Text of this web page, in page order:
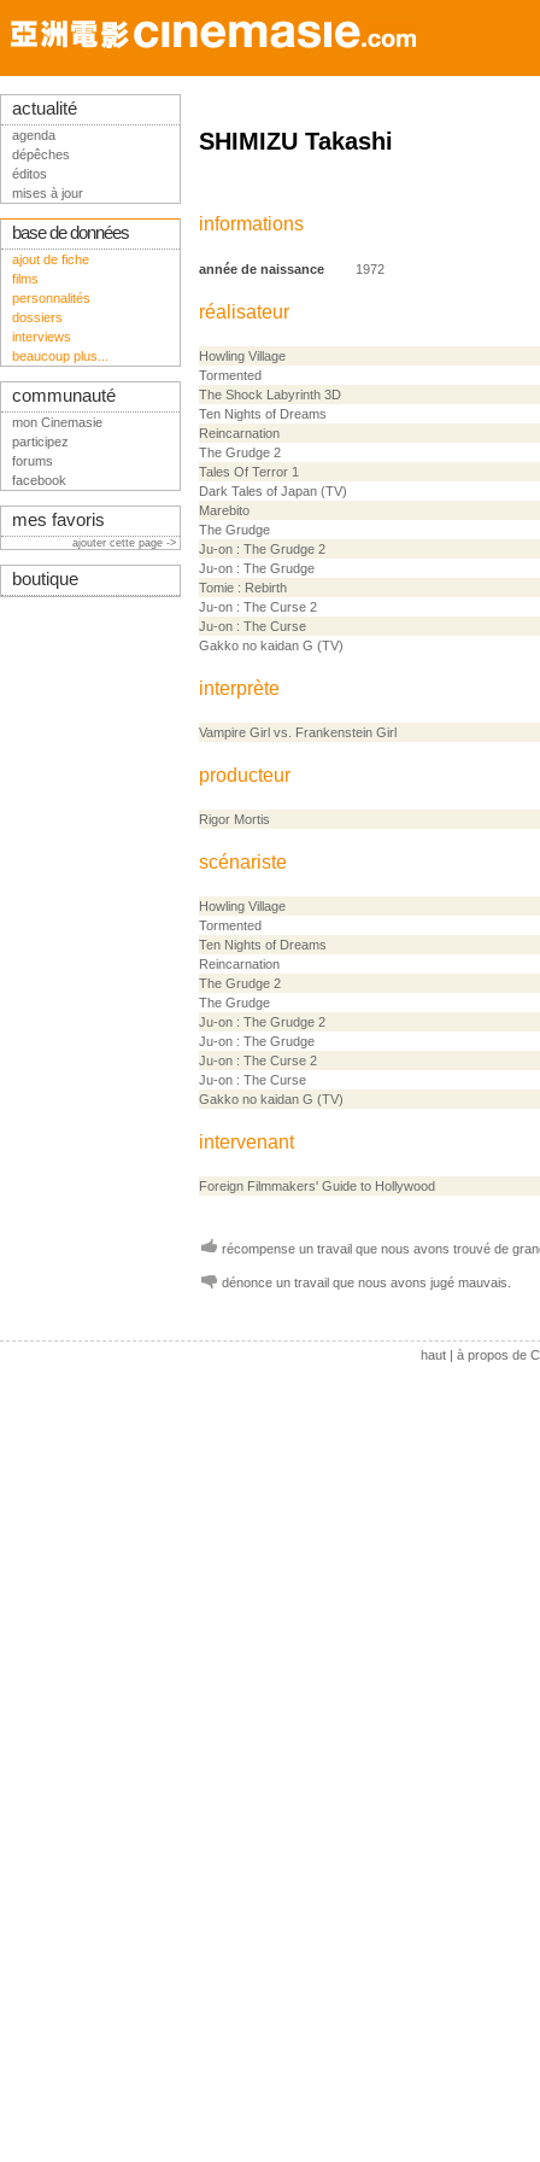
SHIMIZU Takashi
informations
année de naissance 1972
réalisateur
Howling Village
Tormented
The Shock Labyrinth 3D
Ten Nights of Dreams
Reincarnation
The Grudge 2
Tales Of Terror 1
Dark Tales of Japan (TV)
Marebito
The Grudge
Ju-on : The Grudge 2
Ju-on : The Grudge
Tomie : Rebirth
Ju-on : The Curse 2
Ju-on : The Curse
Gakko no kaidan G (TV)
interprète
Vampire Girl vs. Frankenstein Girl
producteur
Rigor Mortis
scénariste
Howling Village
Tormented
Ten Nights of Dreams
Reincarnation
The Grudge 2
The Grudge
Ju-on : The Grudge 2
Ju-on : The Grudge
Ju-on : The Curse 2
Ju-on : The Curse
Gakko no kaidan G (TV)
intervenant
Foreign Filmmakers' Guide to Hollywood
récompense un travail que nous avons trouvé de
dénonce un travail que nous avons jugé mauvais.
actualité
agenda
dépêches
éditos
mises à jour
base de données
ajout de fiche
films
personnalités
dossiers
interviews
beaucoup plus...
communauté
mon Cinemasie
participez
forums
facebook
mes favoris
ajouter cette page ->
boutique
haut| à propos de